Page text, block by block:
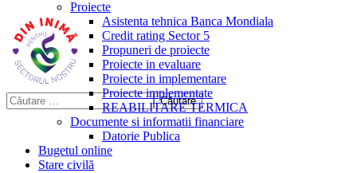
Proiecte
Asistenta tehnica Banca Mondiala
Credit rating Sector 5
Propuneri de proiecte
Proiecte in evaluare
Proiecte in implementare
Proiecte implementate
REABILITARE TERMICA
Documente si informatii financiare
Datorie Publica
Bugetul online
Stare civilă